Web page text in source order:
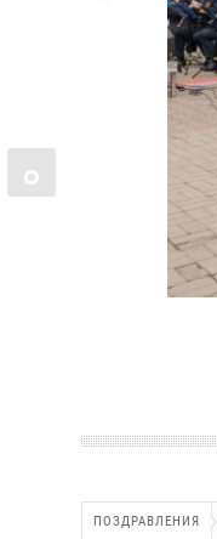
ПОЗДРАВЛЕНИЯ